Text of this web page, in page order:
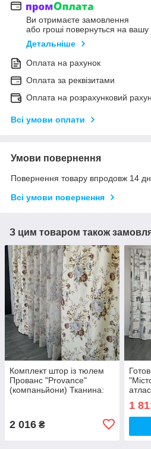
Ви отримаєте замовлення
або гроші повернуться на вашу
Детальніше
Оплата на рахунок
Оплата за реквізитами
Оплата на розрахунковий
Всі умови оплати
Умови повернення
Повернення товару впродовж 14
Всі умови повернення
З цим товаром також
Комплект штор із тюлем
Прованс "Provance"
(компаньйони) Тканина:
2 016 ₴
1